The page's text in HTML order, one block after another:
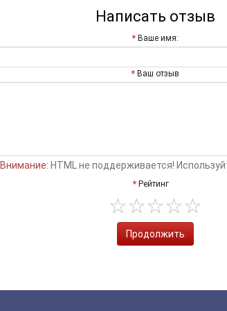
Написать отзыв
Ваше имя:
Ваш отзыв
Внимание: HTML не поддерживается!
Рейтинг
Продолжить